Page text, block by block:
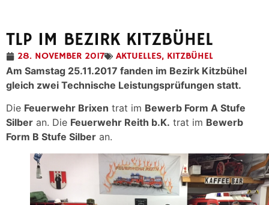
TLP IM BEZIRK KITZBÜHEL
28. NOVEMBER 2017 AKTUELLES, KITZBÜHEL
Am Samstag 25.11.2017 fanden im Bezirk Kitzbühel
gleich zwei Technische Leistungsprüfungen statt.
Die Feuerwehr Brixen trat im Bewerb Form A Stufe
Silber an. Die Feuerwehr Reith b.K. trat im Bewerb
Form B Stufe Silber an.